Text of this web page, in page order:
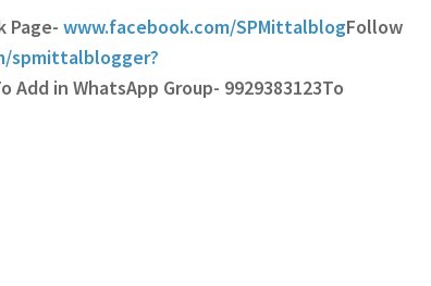
Page- www.facebook.com/SPMittalblogFollow
Add in WhatsApp Group- 9929383123To